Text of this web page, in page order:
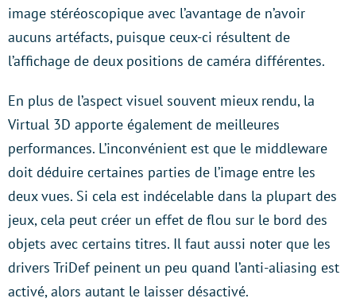
image stéréoscopique avec l’avantage de n’avoir
aucuns artéfacts, puisque ceux-ci résultent de
l’affichage de deux positions de caméra différentes.
En plus de l’aspect visuel souvent mieux rendu, la
Virtual 3D apporte également de meilleures
performances. L’inconvénient est que le middleware
doit déduire certaines parties de l’image entre les
deux vues. Si cela est indécelable dans la plupart des
jeux, cela peut créer un effet de flou sur le bord des
objets avec certains titres. Il faut aussi noter que les
drivers TriDef peinent un peu quand l’anti-aliasing est
activé, alors autant le laisser désactivé.